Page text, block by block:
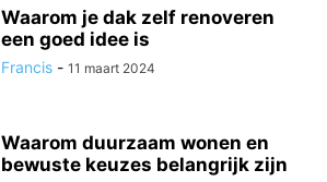
Waarom je dak zelf renoveren
een goed idee is
Francis - 11 maart 2024
Waarom duurzaam wonen en
bewuste keuzes belangrijk zijn